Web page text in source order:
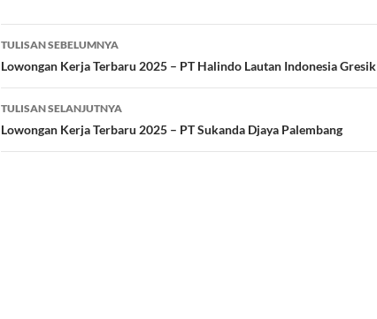
Navigasi
Tulisan
TULISAN SEBELUMNYA
Lowongan Kerja Terbaru 2025 – PT Halindo Lautan Indonesia Gresik
TULISAN SELANJUTNYA
Lowongan Kerja Terbaru 2025 – PT Sukanda Djaya Palembang